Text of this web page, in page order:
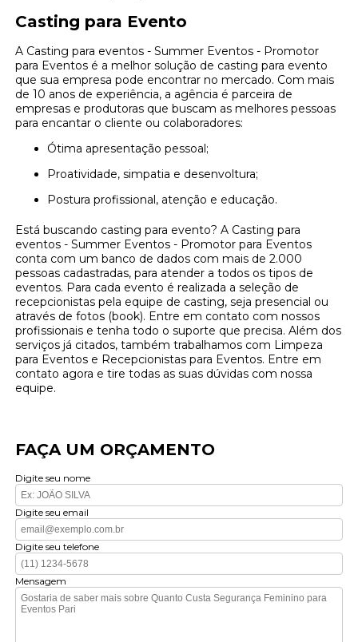
Casting para Evento
A Casting para eventos - Summer Eventos - Promotor
para Eventos é a melhor solução de casting para evento
que sua empresa pode encontrar no mercado. Com mais
de 10 anos de experiência, a agência é parceira de
empresas e produtoras que buscam as melhores pessoas
para encantar o cliente ou colaboradores:
Ótima apresentação pessoal;
Proatividade, simpatia e desenvoltura;
Postura profissional, atenção e educação.
Está buscando casting para evento? A Casting para
eventos - Summer Eventos - Promotor para Eventos
conta com um banco de dados com mais de 2.000
pessoas cadastradas, para atender a todos os tipos de
eventos. Para cada evento é realizada a seleção de
recepcionistas pela equipe de casting, seja presencial ou
através de fotos (book). Entre em contato com nossos
profissionais e tenha todo o suporte que precisa. Além dos
serviços já citados, também trabalhamos com Limpeza
para Eventos e Recepcionistas para Eventos. Entre em
contato agora e tire todas as suas dúvidas com nossa
equipe.
FAÇA UM ORÇAMENTO
Digite seu nome
Digite seu email
Digite seu telefone
Mensagem